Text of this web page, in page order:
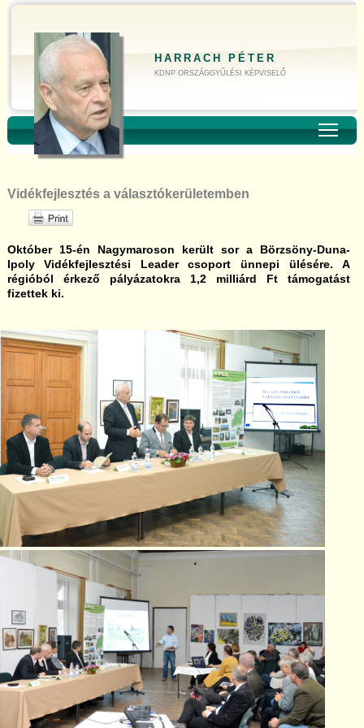
HARRACH PÉTER
KDNP ORSZÁGGYŰLÉSI KÉPVISELŐ
Vidékfejlesztés a választókerületemben
Október 15-én Nagymaroson került sor a Börzsöny-Duna-
Ipoly Vidékfejlesztési Leader csoport ünnepi ülésére. A
régióból érkező pályázatokra 1,2 milliárd Ft támogatást
fizettek ki.